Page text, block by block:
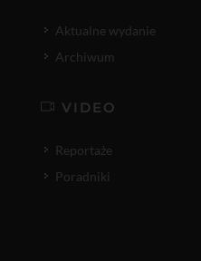
Aktualne wydanie
Archiwum
VIDEO
Reportaże
Poradniki